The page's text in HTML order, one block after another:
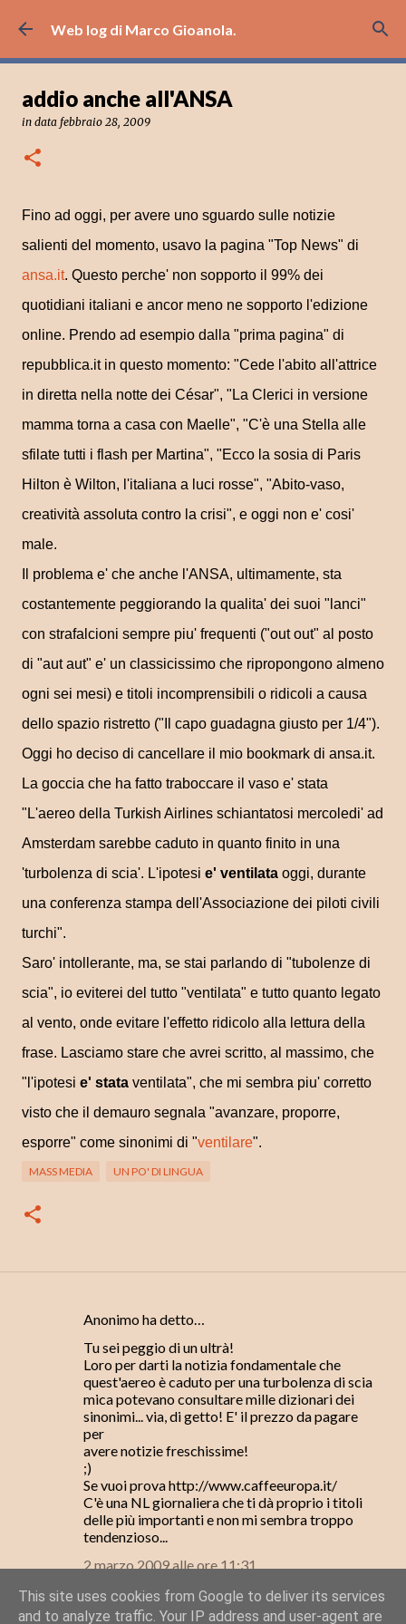
Passa ai contenuti principali
Web log di Marco Gioanola.
addio anche all'ANSA
in data febbraio 28, 2009
Fino ad oggi, per avere uno sguardo sulle notizie
salienti del momento, usavo la pagina "Top News" di
ansa.it. Questo perche' non sopporto il 99% dei
quotidiani italiani e ancor meno ne sopporto l'edizione
online. Prendo ad esempio dalla "prima pagina" di
repubblica.it in questo momento: "Cede l'abito all'attrice
in diretta nella notte dei César", "La Clerici in versione
mamma torna a casa con Maelle", "C'è una Stella alle
sfilate tutti i flash per Martina", "Ecco la sosia di Paris
Hilton è Wilton, l'italiana a luci rosse", "Abito-vaso,
creatività assoluta contro la crisi", e oggi non e' cosi'
male.
Il problema e' che anche l'ANSA, ultimamente, sta
costantemente peggiorando la qualita' dei suoi "lanci"
con strafalcioni sempre piu' frequenti ("out out" al posto
di "aut aut" e' un classicissimo che ripropongono almeno
ogni sei mesi) e titoli incomprensibili o ridicoli a causa
dello spazio ristretto ("Il capo guadagna giusto per 1/4").
Oggi ho deciso di cancellare il mio bookmark di ansa.it.
La goccia che ha fatto traboccare il vaso e' stata
"L'aereo della Turkish Airlines schiantatosi mercoledi' ad
Amsterdam sarebbe caduto in quanto finito in una
'turbolenza di scia'. L'ipotesi e' ventilata oggi, durante
una conferenza stampa dell'Associazione dei piloti civili
turchi".
Saro' intollerante, ma, se stai parlando di "tubolenze di
scia", io eviterei del tutto "ventilata" e tutto quanto legato
al vento, onde evitare l'effetto ridicolo alla lettura della
frase. Lasciamo stare che avrei scritto, al massimo, che
"l'ipotesi e' stata ventilata", che mi sembra piu' corretto
visto che il demauro segnala "avanzare, proporre,
esporre" come sinonimi di "ventilare".
MASS MEDIA UN PO' DI LINGUA
Anonimo ha detto…
Tu sei peggio di un ultrà!
Loro per darti la notizia fondamentale che
quest'aereo è caduto per una turbolenza di scia
mica potevano consultare mille dizionari dei
sinonimi... via, di getto! E' il prezzo da pagare
per
avere notizie freschissime!
;)
Se vuoi prova http://www.caffeeuropa.it/
C'è una NL giornaliera che ti dà proprio i titoli
delle più importanti e non mi sembra troppo
tendenzioso...
2 marzo 2009 alle ore 11:31
Posta un commento
This site uses cookies from Google to deliver its services
and to analyze traffic. Your IP address and user-agent are